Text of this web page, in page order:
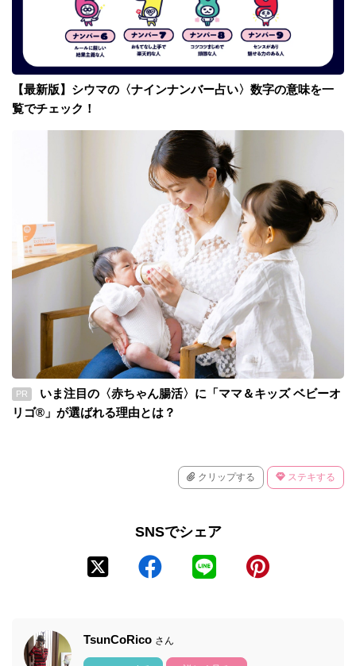
【最新版】シウマの〈ナインナンバー占い〉数字の意味を一
覧でチェック！
PR
いま注目の〈赤ちゃん腸活〉に「ママ＆キッズ ベビーオ
リゴ®」が選ばれる理由とは？
クリップする ステキする
SNSでシェア
TsunCoRico さん